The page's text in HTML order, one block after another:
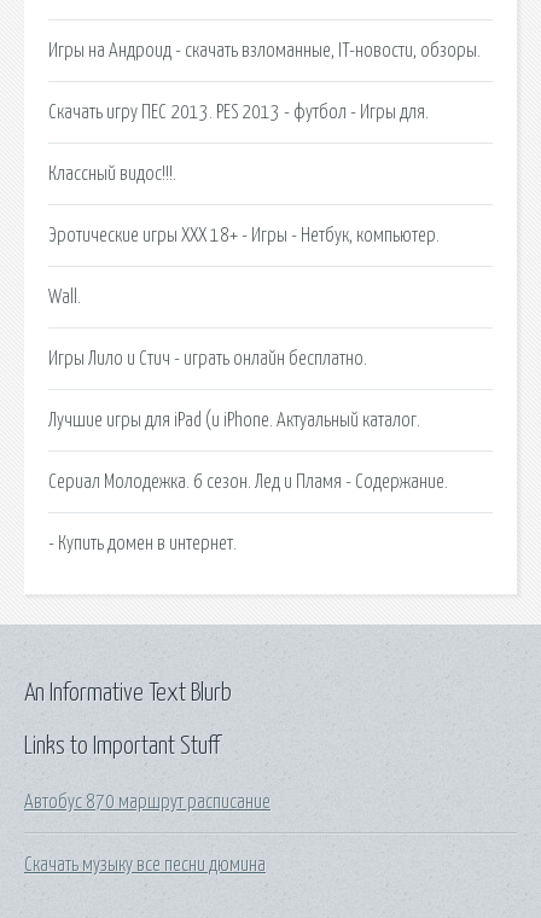
Игры на Андроид - скачать взломанные, IT-новости, обзоры.
Cкачать игру ПЕС 2013. PES 2013 - футбол - Игры для.
Классный видос!!!.
Эротические игры XXX 18+ - Игры - Нетбук, компьютер.
Wall.
Игры Лило и Стич - играть онлайн бесплатно.
Лучшие игры для iPad (и iPhone. Актуальный каталог.
Сериал Молодежка. 6 сезон. Лед и Пламя - Содержание.
- Купить домен в интернет.
Links to Important Stuff
Автобус 870 маршрут расписание
Скачать музыку все песни дюмина
An Informative Text Blurb